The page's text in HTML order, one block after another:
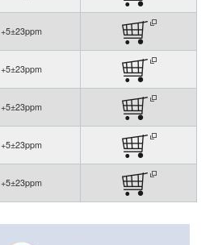
+5±23ppm
+5±23ppm
+5±23ppm
+5±23ppm
+5±23ppm